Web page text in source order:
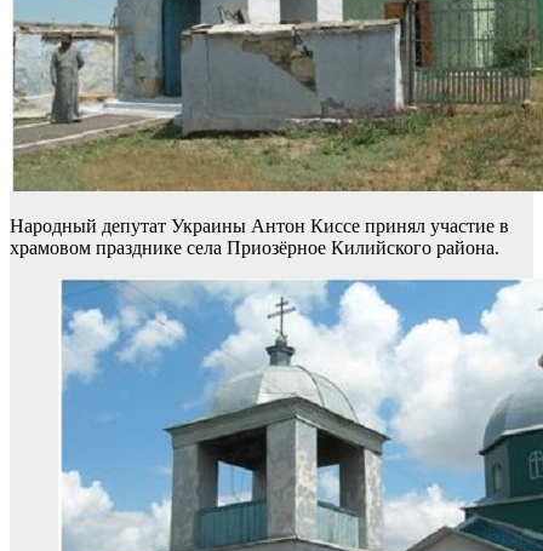
Народный депутат Украины Антон Киссе принял участие в
храмовом празднике села Приозёрное Килийского района.